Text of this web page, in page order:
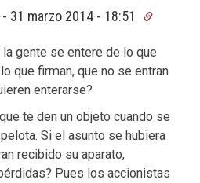
- 31 marzo 2014 - 18:51
gente se entere de lo que
que firman, que no se entran
enterarse?
te den un objeto cuando se
Si el asunto se hubiera
recibido su aparato,
Pues los accionistas